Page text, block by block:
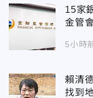
15家
金管
5小時
賴清
找到